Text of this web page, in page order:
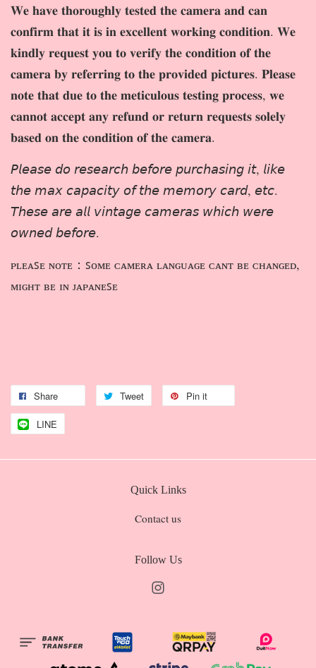
𝐖𝐞 𝐡𝐚𝐯𝐞 𝐭𝐡𝐨𝐫𝐨𝐮𝐠𝐡𝐥𝐲 𝐭𝐞𝐬𝐭𝐞𝐝 𝐭𝐡𝐞 𝐜𝐚𝐦𝐞𝐫𝐚 𝐚𝐧𝐝 𝐜𝐚𝐧
𝐜𝐨𝐧𝐟𝐢𝐫𝐦 𝐭𝐡𝐚𝐭 𝐢𝐭 𝐢𝐬 𝐢𝐧 𝐞𝐱𝐜𝐞𝐥𝐥𝐞𝐧𝐭 𝐰𝐨𝐫𝐤𝐢𝐧𝐠 𝐜𝐨𝐧𝐝𝐢𝐭𝐢𝐨𝐧. 𝐖𝐞
𝐤𝐢𝐧𝐝𝐥𝐲 𝐫𝐞𝐪𝐮𝐞𝐬𝐭 𝐲𝐨𝐮 𝐭𝐨 𝐯𝐞𝐫𝐢𝐟𝐲 𝐭𝐡𝐞 𝐜𝐨𝐧𝐝𝐢𝐭𝐢𝐨𝐧 𝐨𝐟 𝐭𝐡𝐞
𝐜𝐚𝐦𝐞𝐫𝐚 𝐛𝐲 𝐫𝐞𝐟𝐞𝐫𝐫𝐢𝐧𝐠 𝐭𝐨 𝐭𝐡𝐞 𝐩𝐫𝐨𝐯𝐢𝐝𝐞𝐝 𝐩𝐢𝐜𝐭𝐮𝐫𝐞𝐬. 𝐏𝐥𝐞𝐚𝐬𝐞
𝐧𝐨𝐭𝐞 𝐭𝐡𝐚𝐭 𝐝𝐮𝐞 𝐭𝐨 𝐭𝐡𝐞 𝐦𝐞𝐭𝐢𝐜𝐮𝐥𝐨𝐮𝐬 𝐭𝐞𝐬𝐭𝐢𝐧𝐠 𝐩𝐫𝐨𝐜𝐞𝐬𝐬, 𝐰𝐞
𝐜𝐚𝐧𝐧𝐨𝐭 𝐚𝐜𝐜𝐞𝐩𝐭 𝐚𝐧𝐲 𝐫𝐞𝐟𝐮𝐧𝐝 𝐨𝐫 𝐫𝐞𝐭𝐮𝐫𝐧 𝐫𝐞𝐪𝐮𝐞𝐬𝐭𝐬 𝐬𝐨𝐥𝐞𝐥𝐲
𝐛𝐚𝐬𝐞𝐝 𝐨𝐧 𝐭𝐡𝐞 𝐜𝐨𝐧𝐝𝐢𝐭𝐢𝐨𝐧 𝐨𝐟 𝐭𝐡𝐞 𝐜𝐚𝐦𝐞𝐫𝐚.
𝘗𝘭𝘦𝘢𝘴𝘦 𝘥𝘰 𝘳𝘦𝘴𝘦𝘢𝘳𝘤𝘩 𝘣𝘦𝘧𝘰𝘳𝘦 𝘱𝘶𝘳𝘤𝘩𝘢𝘴𝘪𝘯𝘨 𝘪𝘵, 𝘭𝘪𝘬𝘦
𝘵𝘩𝘦 𝘮𝘢𝘹 𝘤𝘢𝘱𝘢𝘤𝘪𝘵𝘺 𝘰𝘧 𝘵𝘩𝘦 𝘮𝘦𝘮𝘰𝘳𝘺 𝘤𝘢𝘳𝘥, 𝘦𝘵𝘤.
𝘛𝘩𝘦𝘴𝘦 𝘢𝘳𝘦 𝘢𝘭𝘭 𝘷𝘪𝘯𝘵𝘢𝘨𝘦 𝘤𝘢𝘮𝘦𝘳𝘢𝘴 𝘸𝘩𝘪𝘤𝘩 𝘸𝘦𝘳𝘦
𝘰𝘸𝘯𝘦𝘥 𝘣𝘦𝘧𝘰𝘳𝘦.
ᴘʟᴇᴀꜱᴇ ɴᴏᴛᴇ：ꜱᴏᴍᴇ ᴄᴀᴍᴇʀᴀ ʟᴀɴɢᴜᴀɢᴇ ᴄᴀɴᴛ ʙᴇ ᴄʜᴀɴɢᴇᴅ,
ᴍɪɢʜᴛ ʙᴇ ɪɴ ᴊᴀᴘᴀɴᴇꜱᴇ
Share Tweet Pin it
LINE
Quick Links
Contact us
Follow Us